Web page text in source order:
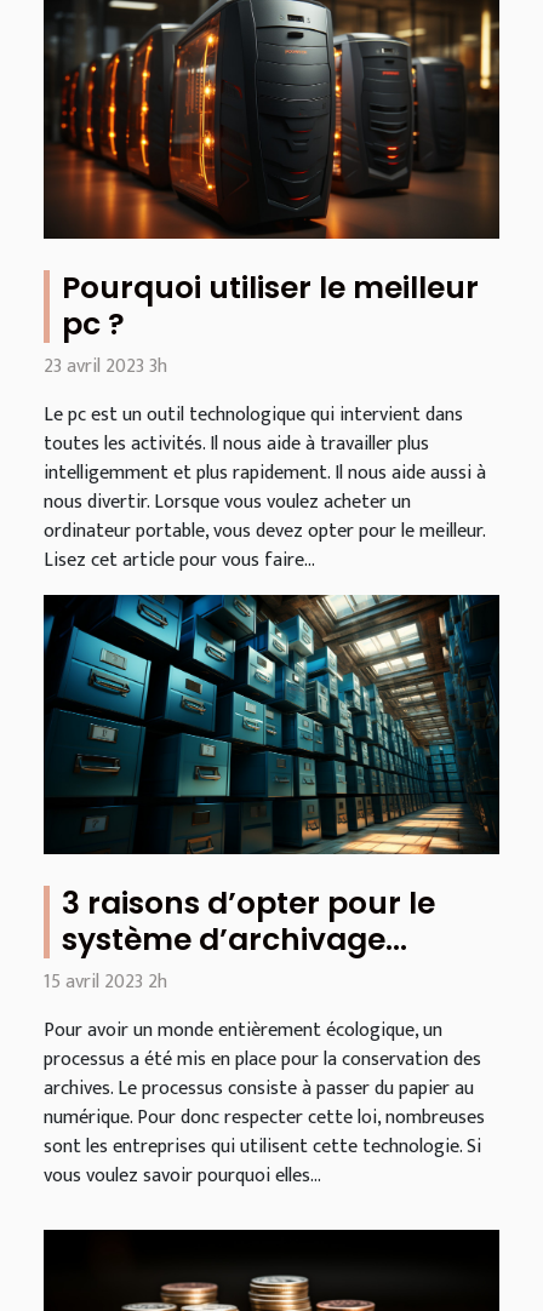
Pourquoi utiliser le meilleur
pc ?
23 avril 2023 3h
Le pc est un outil technologique qui intervient dans
toutes les activités. Il nous aide à travailler plus
intelligemment et plus rapidement. Il nous aide aussi à
nous divertir. Lorsque vous voulez acheter un
ordinateur portable, vous devez opter pour le meilleur.
Lisez cet article pour vous faire...
3 raisons d’opter pour le
système d’archivage
électronique
15 avril 2023 2h
Pour avoir un monde entièrement écologique, un
processus a été mis en place pour la conservation des
archives. Le processus consiste à passer du papier au
numérique. Pour donc respecter cette loi, nombreuses
sont les entreprises qui utilisent cette technologie. Si
vous voulez savoir pourquoi elles...